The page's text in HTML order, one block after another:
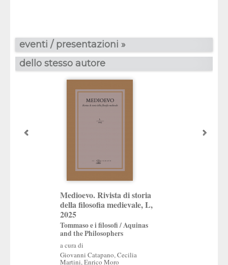
eventi / presentazioni »
dello stesso autore
Medioevo. Rivista di storia
della filosofia medievale, L,
2025
Tommaso e i filosofi / Aquinas
and the Philosophers
a cura di
Giovanni Catapano,Cecilia
Martini,Enrico Moro